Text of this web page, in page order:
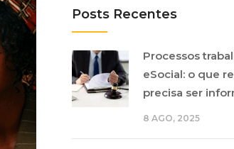
Posts Recentes
Processos
eSocial: o que
precisa ser
8 AGO, 2025